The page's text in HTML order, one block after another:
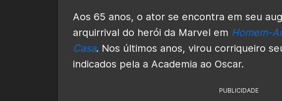
Aos 65 anos, o ator se encontra em seu
arquirrival do herói da Marvel em Homem-
Casa. Nos últimos anos, virou corriqueiro
indicados pela a Academia ao Oscar.
PUBLICIDADE